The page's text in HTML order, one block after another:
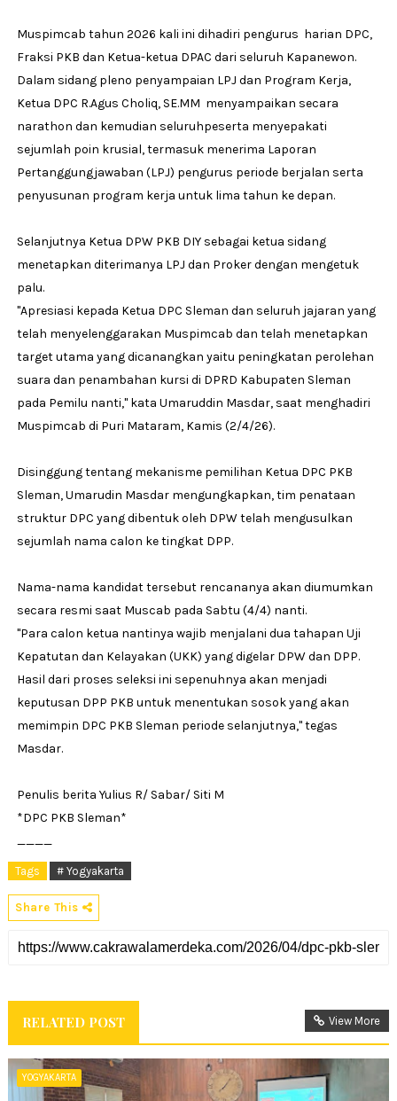
Muspimcab tahun 2026 kali ini dihadiri pengurus harian DPC,
Fraksi PKB dan Ketua-ketua DPAC dari seluruh Kapanewon.
Dalam sidang pleno penyampaian LPJ dan Program Kerja,
Ketua DPC R.Agus Choliq, SE.MM menyampaikan secara
narathon dan kemudian seluruhpeserta menyepakati
sejumlah poin krusial, termasuk menerima Laporan
Pertanggungjawaban (LPJ) pengurus periode berjalan serta
penyusunan program kerja untuk lima tahun ke depan.
Selanjutnya Ketua DPW PKB DIY sebagai ketua sidang
menetapkan diterimanya LPJ dan Proker dengan mengetuk
palu.
"Apresiasi kepada Ketua DPC Sleman dan seluruh jajaran yang
telah menyelenggarakan Muspimcab dan telah menetapkan
target utama yang dicanangkan yaitu peningkatan perolehan
suara dan penambahan kursi di DPRD Kabupaten Sleman
pada Pemilu nanti," kata Umaruddin Masdar, saat menghadiri
Muspimcab di Puri Mataram, Kamis (2/4/26).
Disinggung tentang mekanisme pemilihan Ketua DPC PKB
Sleman, Umarudin Masdar mengungkapkan, tim penataan
struktur DPC yang dibentuk oleh DPW telah mengusulkan
sejumlah nama calon ke tingkat DPP.
Nama-nama kandidat tersebut rencananya akan diumumkan
secara resmi saat Muscab pada Sabtu (4/4) nanti.
"Para calon ketua nantinya wajib menjalani dua tahapan Uji
Kepatutan dan Kelayakan (UKK) yang digelar DPW dan DPP.
Hasil dari proses seleksi ini sepenuhnya akan menjadi
keputusan DPP PKB untuk menentukan sosok yang akan
memimpin DPC PKB Sleman periode selanjutnya," tegas
Masdar.
Penulis berita Yulius R/ Sabar/ Siti M
*DPC PKB Sleman*
____
Tags # Yogyakarta
Share This
RELATED POST View More
YOGYAKARTA